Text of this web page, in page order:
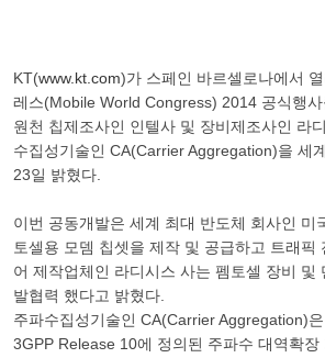
KT(www.kt.com)가 스페인 바르셀로나에서
레스(Mobile World Congress) 2014 공식행
원천 칩제조사인 인텔사 및 장비제조사인 라
수집성기술인 CA(Carrier Aggregation)을 세
23일 밝혔다.
이번 공동개발은 세계 최대 반도체 회사인 미
토셀용 모뎀 칩셋을 제작 및 공급하고 트래픽
어 제작업체인 라디시스 사는 펨토셀 장비 및
발협력 했다고 밝혔다.
주파수집성기술인 CA(Carrier Aggregation)
3GPP Release 10에 정의된 주파수 대역확장